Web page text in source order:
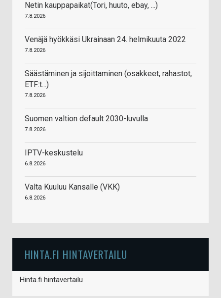
Netin kauppapaikat(Tori, huuto, ebay, ...)
7.8.2026
Venäjä hyökkäsi Ukrainaan 24. helmikuuta 2022
7.8.2026
Säästäminen ja sijoittaminen (osakkeet, rahastot,
ETF:t...)
7.8.2026
Suomen valtion default 2030-luvulla
7.8.2026
IPTV-keskustelu
6.8.2026
Valta Kuuluu Kansalle (VKK)
6.8.2026
HINTA.FI HINTAVERTAILU
Hinta.fi hintavertailu